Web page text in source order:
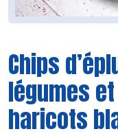
Chips
légumes
haricots